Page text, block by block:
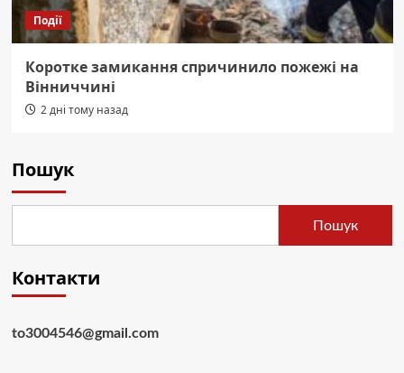
Події
Коротке замикання спричинило пожежі на
Вінниччині
2 дні тому назад
Пошук
Пошук
Контакти
to3004546@gmail.com